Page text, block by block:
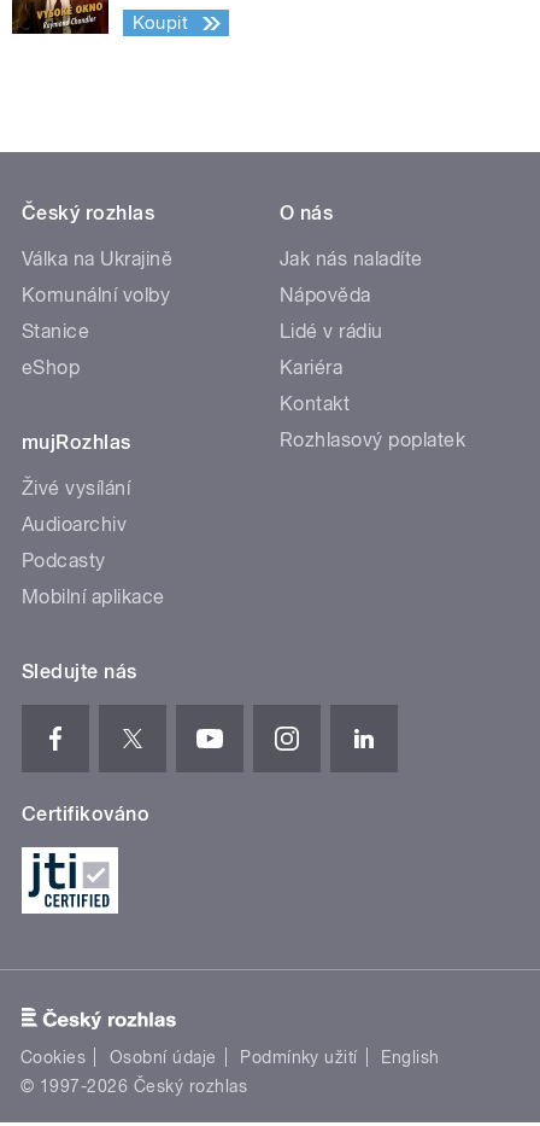
Koupit
Český rozhlas
Válka na Ukrajině
Komunální volby
Stanice
eShop
mujRozhlas
Živé vysílání
Audioarchiv
Podcasty
Mobilní aplikace
O nás
Jak nás naladíte
Nápověda
Lidé v rádiu
Kariéra
Kontakt
Rozhlasový poplatek
Sledujte nás
Certifikováno
Cookies Osobní údaje Podmínky užití
English
© 1997-2026 Český rozhlas